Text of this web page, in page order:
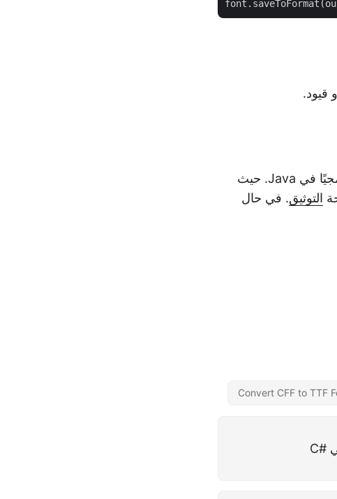
في هذه المقالة ، فهمت كيفية تحويل CFF إلى خطوط TTF True Type برمجيًا في Java. حيث
التوثيق. في حال
Convert CFF to TTF